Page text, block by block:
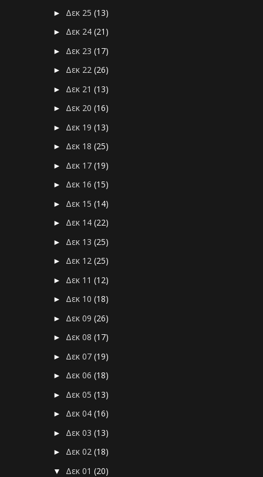
► Δεκ 25(13)
► Δεκ 24(21)
► Δεκ 23(17)
► Δεκ 22(26)
► Δεκ 21(13)
► Δεκ 20(16)
► Δεκ 19(13)
► Δεκ 18(25)
► Δεκ 17(19)
► Δεκ 16(15)
► Δεκ 15(14)
► Δεκ 14(22)
► Δεκ 13(25)
► Δεκ 12(25)
► Δεκ 11(12)
► Δεκ 10(18)
► Δεκ 09(26)
► Δεκ 08(17)
► Δεκ 07(19)
► Δεκ 06(18)
► Δεκ 05(13)
► Δεκ 04(16)
► Δεκ 03(13)
► Δεκ 02(18)
▼ Δεκ 01(20)